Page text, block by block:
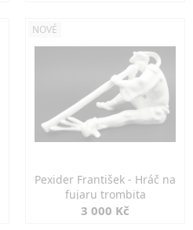
NOVÉ
Pexider František - Hráč na
fujaru trombita
3 000 Kč